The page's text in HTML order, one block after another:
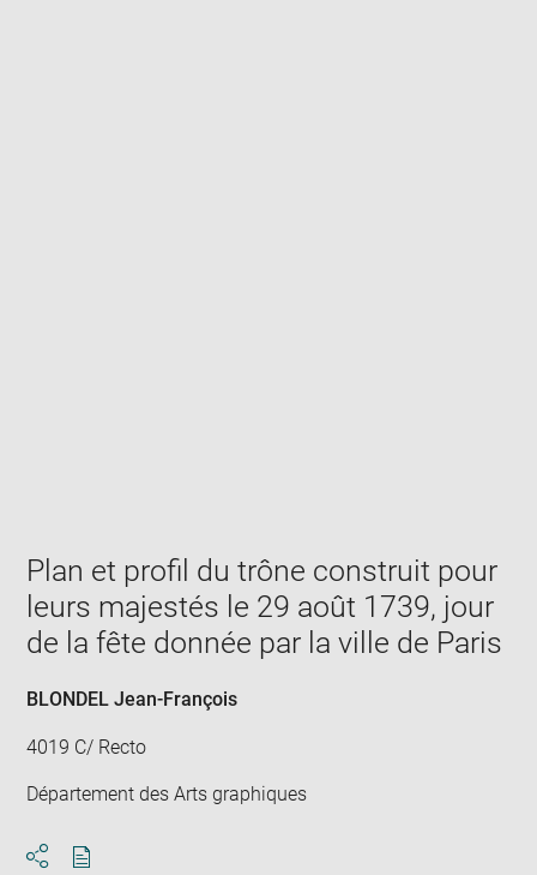
window
Plan et profil du trône construit pour
leurs majestés le 29 août 1739, jour
de la fête donnée par la ville de Paris
BLONDEL Jean-François
4019 C/ Recto
Département des Arts graphiques